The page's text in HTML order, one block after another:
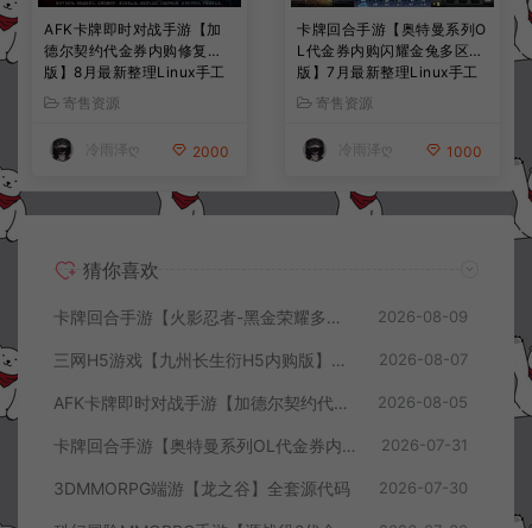
AFK卡牌即时对战手游【加
德尔契约代金券内购修复
版】8月最新整理Linux手工
服务端+前后端全套源码+CD
K授权后台+安卓苹果双端
+详细搭建教程+视频教程
寄售资源
冷雨泽ღ 2000
卡牌回合手游【奥特曼系列O
L代金券内购闪耀金兔多区
版】7月最新整理Linux手工
服务端+加解密工具+CDK授
权后台+安卓+详细搭建教程
+视频教程
寄售资源
冷雨泽ღ 1000
猜你喜欢
卡牌回合手游【火影忍者-黑金荣耀多区跨服平台币内购版】8月最新整理Linux手工服务端+CDK授权后台+安卓+详细搭建教程+视频教程 2026-08-09
三网H5游戏【九州长生衍H5内购版】8月最新整理Linux手工服务端+管理后台+GM授权后台+简易安卓客户端+详细搭建教程+视频教程 2026-08-07
AFK卡牌即时对战手游【加德尔契约代金券内购修复版】8月最新整理Linux手工服务端+前后端全套源码+CDK授权后台+安卓苹果双端+详细搭建教程+视频教程 2026-08-05
卡牌回合手游【奥特曼系列OL代金券内购闪耀金兔多区版】7月最新整理Linux手工服务端+加解密工具+CDK授权后台+安卓+详细搭建教程+视频教程 2026-07-31
3DMMORPG端游【龙之谷】全套源代码 2026-07-30